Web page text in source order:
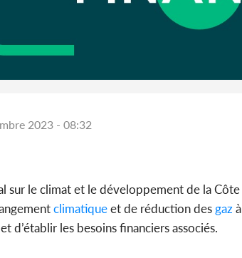
2023 - 08:32
sur le climat et le développement de la
climatiqueet de réduction desgaz
d’établir les besoins financiers associés.